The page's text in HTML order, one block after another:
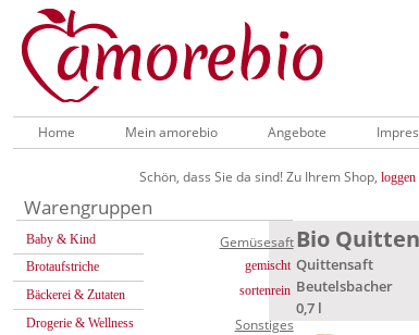
Home Mein amorebio Angebote
Schön, dass Sie da sind! Zu Ihrem Shop, loggen
Warengruppen
Baby & Kind
Brotaufstriche
Bäckerei & Zutaten
Drogerie & Wellness
Gemüsesaft
gemischt
sortenrein
Sonstiges
Bio
Quittensaft
Beutelsbacher
0,7 l